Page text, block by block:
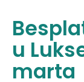
u
marta